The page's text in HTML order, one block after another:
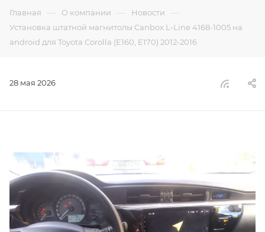
Главная — О компании — Новости —
Установка штатной магнитолы Canbox L-Line 4168-1005 на
android для Toyota Corolla (E160, E170) 2012-2016
28 мая 2026